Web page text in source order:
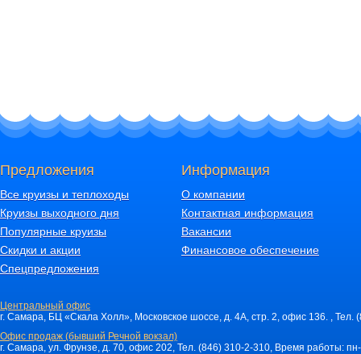
Предложения
Все круизы и теплоходы
Круизы выходного дня
Популярные круизы
Скидки и акции
Спецпредложения
Информация
О компании
Контактная информация
Вакансии
Финансовое обеспечение
Центральный офис
г. Самара, БЦ «Скала Холл», Московское шоссе, д. 4А, стр. 2, офис 136. ,
Офис продаж (бывший Речной вокзал)
г. Самара, ул. Фрунзе, д. 70, офис 202, Тел. (846) 310-2-310, Время работы: